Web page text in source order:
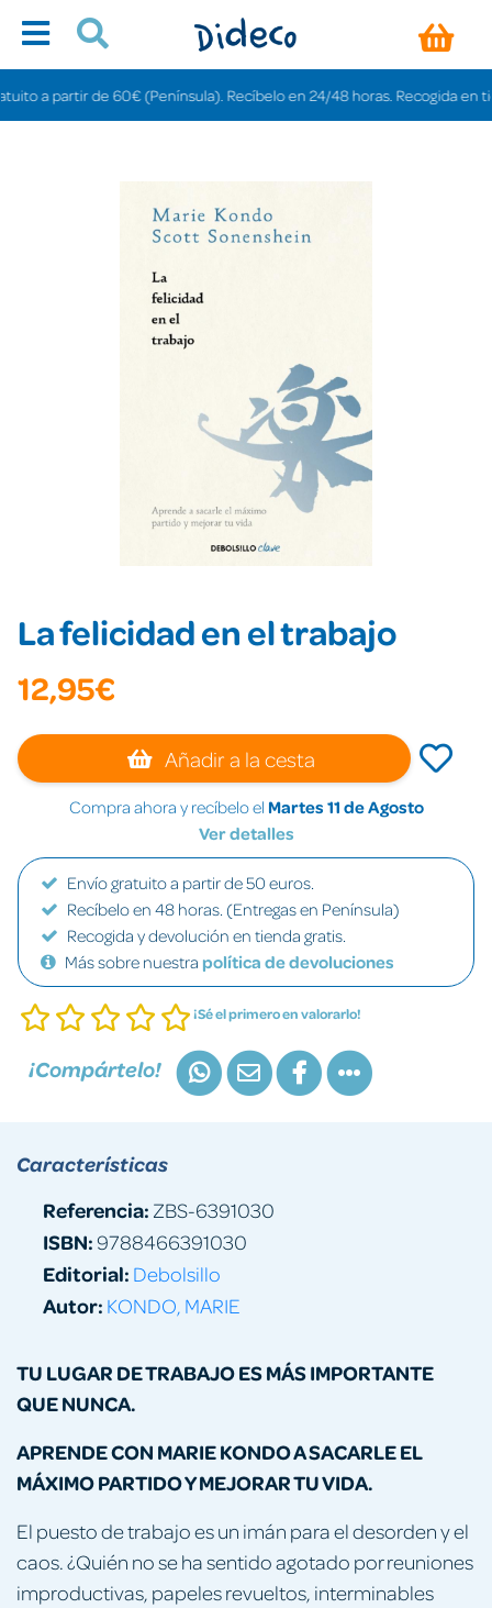
partir de 60€ (Península). Recíbelo en 24/48 horas. Recogida en
La felicidad en el trabajo
12,95€
Añadir a la cesta
Compra ahora y recíbelo el Martes 11 de Agosto
Ver detalles
Envío gratuito a partir de 50 euros.
Recíbelo en 48 horas. (Entregas en Península)
Recogida y devolución en tienda gratis.
Más sobre nuestra política de devoluciones
¡Sé el primero en valorarlo!
¡Compártelo!
TU LUGAR DE TRABAJO ES MÁS IMPORTANTE
QUE NUNCA.
APRENDE CON MARIE KONDO A SACARLE EL
MÁXIMO PARTIDO Y MEJORAR TU VIDA.
El puesto de trabajo es un imán para el desorden y el
caos. ¿Quién no se ha sentido agotado por reuniones
improductivas, papeles revueltos, interminables
Características
Referencia: ZBS-6391030
ISBN:9788466391030
Editorial: Debolsillo
Autor: KONDO, MARIE